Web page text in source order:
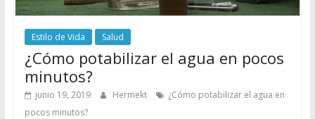
Estilo de Vida Salud
¿Cómo potabilizar el agua en pocos
minutos?
junio 19, 2019 Hermekt
¿Cómo potabilizar el agua en
pocos minutos?